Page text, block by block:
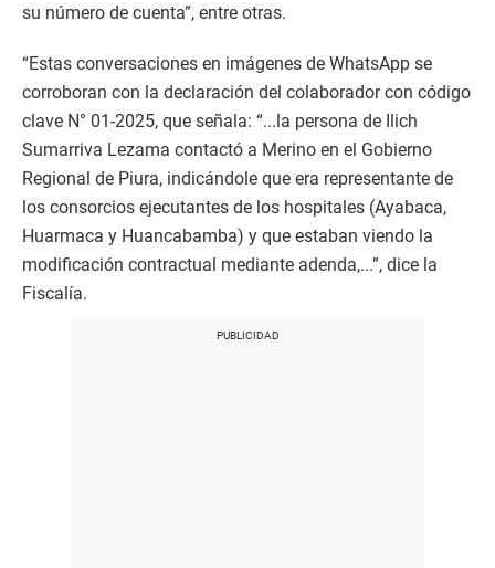
su número de cuenta”, entre otras.
“Estas conversaciones en imágenes de WhatsApp se
corroboran con la declaración del colaborador con código
clave N° 01-2025, que señala: “...la persona de Ilich
Sumarriva Lezama contactó a Merino en el Gobierno
Regional de Piura, indicándole que era representante de
los consorcios ejecutantes de los hospitales (Ayabaca,
Huarmaca y Huancabamba) y que estaban viendo la
modificación contractual mediante adenda,...”, dice la
Fiscalía.